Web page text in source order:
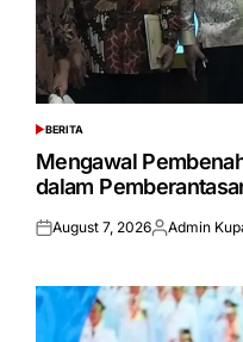
POSTED
IN
BERITA
Mengawal
dalam
Posted
August 7, 2026Posted
Admin